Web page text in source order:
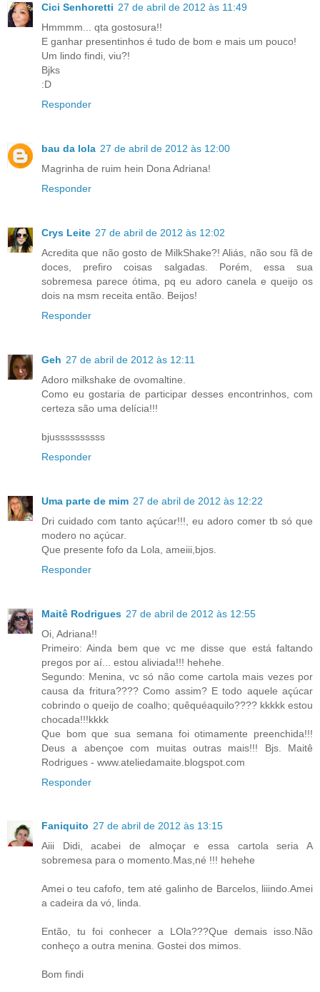
Cici Senhoretti 27 de abril de 2012 às 11:49
Hmmmm... qta gostosura!!
E ganhar presentinhos é tudo de bom e mais um pouco!
Um lindo findi, viu?!
Bjks
:D
Responder
bau da lola 27 de abril de 2012 às 12:00
Magrinha de ruim hein Dona Adriana!
Responder
Crys Leite 27 de abril de 2012 às 12:02
Acredita que não gosto de MilkShake?! Aliás, não sou fã de
doces, prefiro coisas salgadas. Porém, essa sua
sobremesa parece ótima, pq eu adoro canela e queijo os
dois na msm receita então. Beijos!
Responder
Geh 27 de abril de 2012 às 12:11
Adoro milkshake de ovomaltine.
Como eu gostaria de participar desses encontrinhos, com
certeza são uma delícia!!!
bjussssssssss
Responder
Uma parte de mim 27 de abril de 2012 às 12:22
Dri cuidado com tanto açúcar!!!, eu adoro comer tb só que
modero no açúcar.
Que presente fofo da Lola, ameiii,bjos.
Responder
Maitê Rodrigues 27 de abril de 2012 às 12:55
Oi, Adriana!!
Primeiro: Ainda bem que vc me disse que está faltando
pregos por aí... estou aliviada!!! hehehe.
Segundo: Menina, vc só não come cartola mais vezes por
causa da fritura???? Como assim? E todo aquele açúcar
cobrindo o queijo de coalho; quêquéaquilo???? kkkkk estou
chocada!!!kkkk
Que bom que sua semana foi otimamente preenchida!!!
Deus a abençoe com muitas outras mais!!! Bjs. Maitê
Rodrigues - www.ateliedamaite.blogspot.com
Responder
Faniquito 27 de abril de 2012 às 13:15
Aiii Didi, acabei de almoçar e essa cartola seria A
sobremesa para o momento.Mas,né !!! hehehe
Amei o teu cafofo, tem até galinho de Barcelos, liiindo.Amei
a cadeira da vó, linda.
Então, tu foi conhecer a LOla???Que demais isso.Não
conheço a outra menina. Gostei dos mimos.
Bom findi